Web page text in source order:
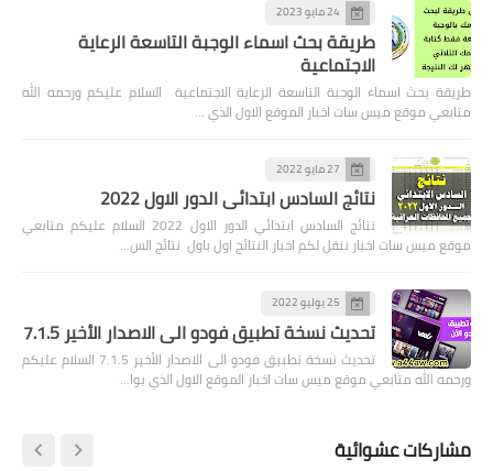
24 مايو 2023
طريقة بحث اسماء الوجبة التاسعة الرعاية
الاجتماعية
طريقة بحث اسماء الوجبة التاسعة الرعاية الاجتماعية السلام عليكم ورحمه الله
متابعي موقع ميس سات اخبار الموقع الاول الذي …
27 مايو 2022
نتائج السادس ابتدائي الدور الاول 2022
نتائج السادس ابتدائي الدور الاول 2022 السلام عليكم متابعي
موقع ميس سات اخبار ننقل لكم اخبار النتائج اول باول نتائج الس…
25 يوليو 2022
تحديث نسخة تطبيق فودو الى الاصدار الأخير 7.1.5
تحديث نسخة تطبيق فودو الى الاصدار الأخير 7.1.5 السلام عليكم
ورحمه الله متابعي موقع ميس سات اخبار الموقع الاول الذي يوا…
مشاركات عشوائية